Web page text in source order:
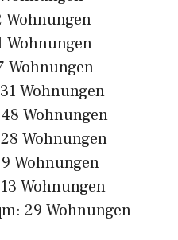
Wohnungen
Wohnungen
Wohnungen
Wohnungen
Wohnungen
Wohnungen
Wohnungen
Wohnungen
29 Wohnungen